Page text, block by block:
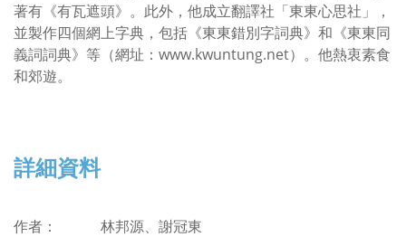
著有《有瓦遮頭》。此外，他成立翻譯社「東東心思社」，
並製作四個網上字典，包括《東東錯別字詞典》和《東東同
義詞詞典》等（網址：www.kwuntung.net）。他熱衷素食
和郊遊。
詳細資料
作者： 林邦源、謝冠東